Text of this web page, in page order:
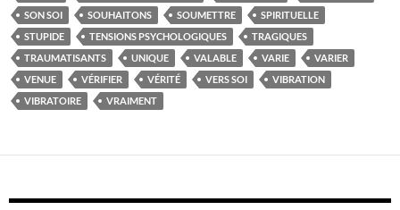
SON SOI
SOUHAITONS SOUMETTRE
SPIRITUELLE
STUPIDE
TENSIONS PSYCHOLOGIQUES
TRAGIQUES
TRAUMATISANTS
UNIQUE VALABLE VARIE
VARIER
VENUE
VÉRIFIER VÉRITÉ VERS SOI
VIBRATION
VIBRATOIRE
VRAIMENT